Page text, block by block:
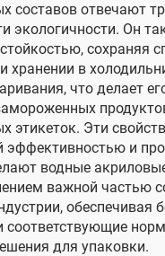
составов отвечают
экологичности. Он
сохраняя
хранении в
что делает
этикеток. Эти
эффективностью и
водные
важной частью
обеспечивая
соответствующие
для упаковки.